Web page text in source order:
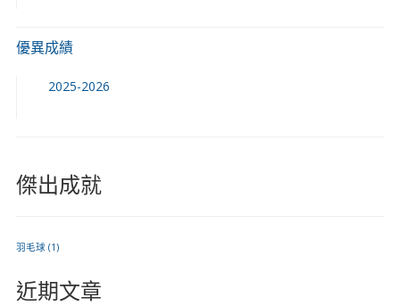
優異成績
2025-2026
傑出成就
羽毛球(1)
近期文章